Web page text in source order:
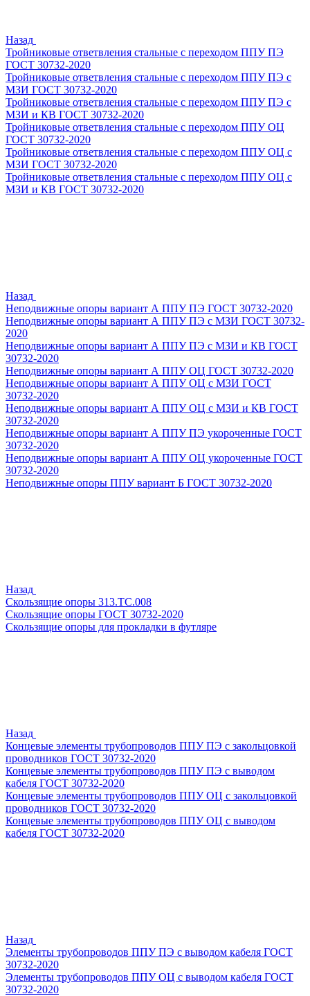
Назад
Тройниковые ответвления стальные с переходом ППУ ПЭ
ГОСТ 30732-2020
Тройниковые ответвления стальные с переходом ППУ ПЭ с
МЗИ ГОСТ 30732-2020
Тройниковые ответвления стальные с переходом ППУ ПЭ с
МЗИ и КВ ГОСТ 30732-2020
Тройниковые ответвления стальные с переходом ППУ ОЦ
ГОСТ 30732-2020
Тройниковые ответвления стальные с переходом ППУ ОЦ с
МЗИ ГОСТ 30732-2020
Тройниковые ответвления стальные с переходом ППУ ОЦ с
МЗИ и КВ ГОСТ 30732-2020
Назад
Неподвижные опоры вариант А ППУ ПЭ ГОСТ 30732-2020
Неподвижные опоры вариант А ППУ ПЭ с МЗИ ГОСТ 30732-
2020
Неподвижные опоры вариант А ППУ ПЭ с МЗИ и КВ ГОСТ
30732-2020
Неподвижные опоры вариант А ППУ ОЦ ГОСТ 30732-2020
Неподвижные опоры вариант А ППУ ОЦ с МЗИ ГОСТ
30732-2020
Неподвижные опоры вариант А ППУ ОЦ с МЗИ и КВ ГОСТ
30732-2020
Неподвижные опоры вариант А ППУ ПЭ укороченные ГОСТ
30732-2020
Неподвижные опоры вариант А ППУ ОЦ укороченные ГОСТ
30732-2020
Неподвижные опоры ППУ вариант Б ГОСТ 30732-2020
Назад
Скользящие опоры 313.ТС.008
Скользящие опоры ГОСТ 30732-2020
Скользящие опоры для прокладки в футляре
Назад
Концевые элементы трубопроводов ППУ ПЭ с закольцовкой
проводников ГОСТ 30732-2020
Концевые элементы трубопроводов ППУ ПЭ с выводом
кабеля ГОСТ 30732-2020
Концевые элементы трубопроводов ППУ ОЦ с закольцовкой
проводников ГОСТ 30732-2020
Концевые элементы трубопроводов ППУ ОЦ с выводом
кабеля ГОСТ 30732-2020
Назад
Элементы трубопроводов ППУ ПЭ с выводом кабеля ГОСТ
30732-2020
Элементы трубопроводов ППУ ОЦ с выводом кабеля ГОСТ
30732-2020